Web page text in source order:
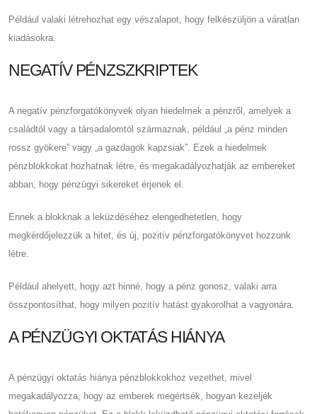
Például valaki létrehozhat egy vészalapot, hogy felkészüljön a váratlan
kiadásokra.
NEGATÍV PÉNZSZKRIPTEK
A negatív pénzforgatókönyvek olyan hiedelmek a pénzről, amelyek a
családtól vagy a társadalomtól származnak, például „a pénz minden
rossz gyökere” vagy „a gazdagok kapzsiak”. Ezek a hiedelmek
pénzblokkokat hozhatnak létre, és megakadályozhatják az embereket
abban, hogy pénzügyi sikereket érjenek el.
Ennek a blokknak a leküzdéséhez elengedhetetlen, hogy
megkérdőjelezzük a hitet, és új, pozitív pénzforgatókönyvet hozzunk
létre.
Például ahelyett, hogy azt hinné, hogy a pénz gonosz, valaki arra
összpontosíthat, hogy milyen pozitív hatást gyakorolhat a vagyonára.
A PÉNZÜGYI OKTATÁS HIÁNYA
A pénzügyi oktatás hiánya pénzblokkokhoz vezethet, mivel
megakadályozza, hogy az emberek megértsék, hogyan kezeljék